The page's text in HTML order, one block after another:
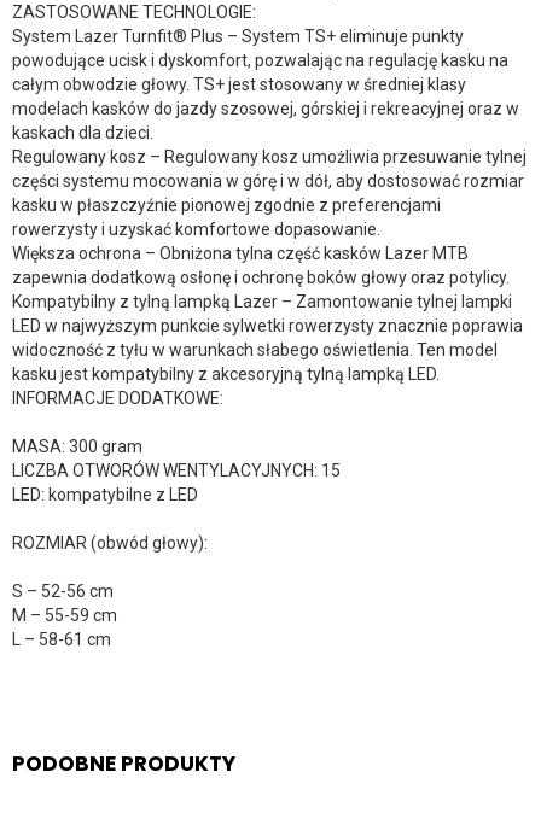
ZASTOSOWANE TECHNOLOGIE:
System Lazer Turnfit® Plus – System TS+ eliminuje punkty
powodujące ucisk i dyskomfort, pozwalając na regulację kasku na
całym obwodzie głowy. TS+ jest stosowany w średniej klasy
modelach kasków do jazdy szosowej, górskiej i rekreacyjnej oraz w
kaskach dla dzieci.
Regulowany kosz – Regulowany kosz umożliwia przesuwanie tylnej
części systemu mocowania w górę i w dół, aby dostosować rozmiar
kasku w płaszczyźnie pionowej zgodnie z preferencjami
rowerzysty i uzyskać komfortowe dopasowanie.
Większa ochrona – Obniżona tylna część kasków Lazer MTB
zapewnia dodatkową osłonę i ochronę boków głowy oraz potylicy.
Kompatybilny z tylną lampką Lazer – Zamontowanie tylnej lampki
LED w najwyższym punkcie sylwetki rowerzysty znacznie poprawia
widoczność z tyłu w warunkach słabego oświetlenia. Ten model
kasku jest kompatybilny z akcesoryjną tylną lampką LED.
INFORMACJE DODATKOWE:
MASA: 300 gram
LICZBA OTWORÓW WENTYLACYJNYCH: 15
LED: kompatybilne z LED
ROZMIAR (obwód głowy):
S – 52-56 cm
M – 55-59 cm
L – 58-61 cm
PODOBNE PRODUKTY